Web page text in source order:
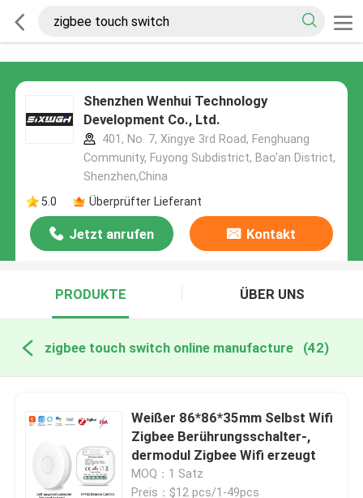
Shenzhen Wenhui Technology
Development Co., Ltd.
401, No. 7, Xingye 3rd Road, Fenghuang
Community, Fuyong Subdistrict, Bao'an District,
Shenzhen,China
5.0
Überprüfter Lieferant
Jetzt anrufen Kontakt
PRODUKTE ÜBER UNS
zigbee touch switch online manufacture (42)
Weißer 86*86*35mm Selbst Wifi
Zigbee Berührungsschalter-,
dermodul Zigbee Wifi erzeugt
MOQ：1 Satz
Preis：$12 pcs/1-49pcs